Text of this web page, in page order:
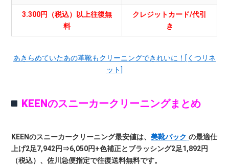
3.300円（税込）以上往復無
料
クレジットカード/代引
き
あきらめていたあの革靴もクリーニングできれいに！[くつリネ
ット]
KEENのスニーカークリーニングまとめ
KEENのスニーカークリーニング最安値は、美靴パック の最適仕
上げ2足7,942円⇒6,050円+色補正とブラッシング2足1,892円
（税込）、佐川急便指定で往復送料無料です。